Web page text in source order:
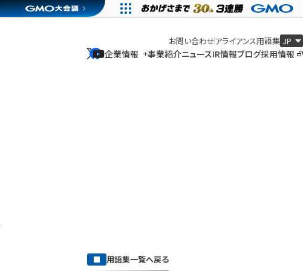
企業情報
企業情報
事業紹介ニュースIR情報ブログ採用情報
お問い合わせアライアンス用語集
用語集一覧へ戻る